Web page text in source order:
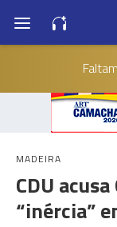
Faltam
MADEIRA
CDU
“inércia”